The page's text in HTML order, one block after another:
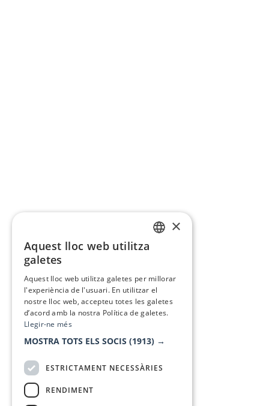
×
Aquest lloc web utilitza
galetes
Aquest lloc web utilitza galetes per millorar
l'experiència de l'usuari. En utilitzar el
nostre lloc web, accepteu totes les galetes
d’acord amb la nostra Política de galetes.
Llegir-ne més
MOSTRA TOTS ELS SOCIS (1913) →
ESTRICTAMENT NECESSÀRIES
RENDIMENT